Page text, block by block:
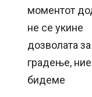
моментот
не се укине
дозволата за
градење,
бидеме